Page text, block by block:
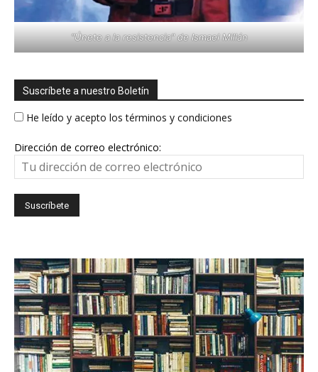
"Únete a la resistencia" de Ismael Millán
Suscríbete a nuestro Boletín
He leído y acepto los términos y condiciones
Dirección de correo electrónico: